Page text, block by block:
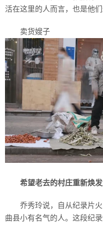
活在这里的人而言，也是他们
卖货嫂子
希望老去的村庄重新焕
乔秀玲说，自从纪录片
曲县小有名气的人。这段纪